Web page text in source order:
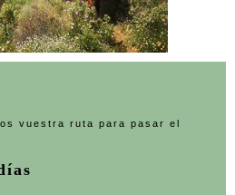
vuestra ruta para pasar el